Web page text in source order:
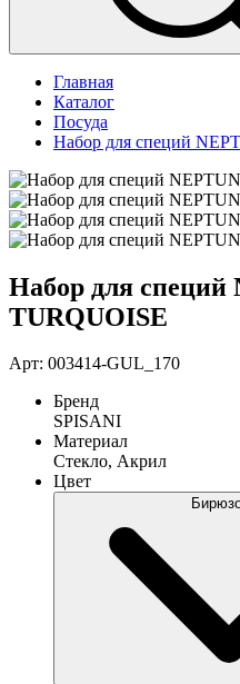
Главная
Каталог
Посуда
Набор для специй
Набор для специй
TURQUOISE
Арт: 003414-GUL_170
Бренд
SPISANI
Материал
Стекло, Акрил
Цвет